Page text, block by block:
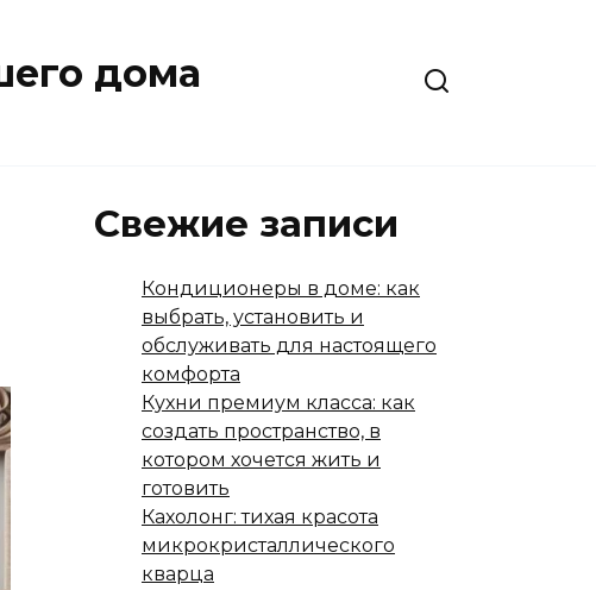
дома
Свежие записи
Кондиционеры в доме: как
выбрать, установить и
обслуживать для настоящего
комфорта
Кухни премиум класса: как
создать пространство, в
котором хочется жить и
готовить
Кахолонг: тихая красота
микрокристаллического
кварца